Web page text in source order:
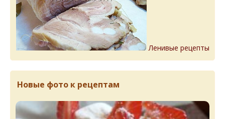
Ленивые рецепты
Новые фото к рецептам